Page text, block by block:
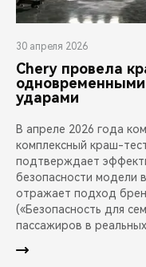
30 апреля 2026
Chery провела
ударами
В апреле 2026 года
комплексный краш-
подтверждает
безопасности модели
отражает подход
(«Безопасность для
пассажиров в